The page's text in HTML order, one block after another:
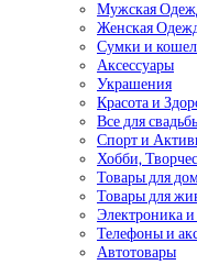
Мужская
Женская
Сумки и
Аксессуары
Украшения
Красота и
Все для
Спорт и
Хобби,
Товары для
Товары для
Электроника
Телефоны и
Автотовары